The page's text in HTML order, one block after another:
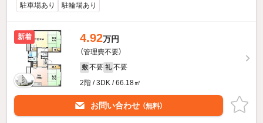
駐車場あり
駐輪場あり
新着 4.92万円
（管理費不要）
敷 不要 礼 不要
2階 / 3DK / 66.18㎡
お問い合わせ （無料）